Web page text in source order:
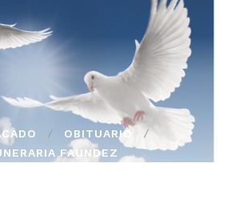
OBITUARIO
FAUNDEZ